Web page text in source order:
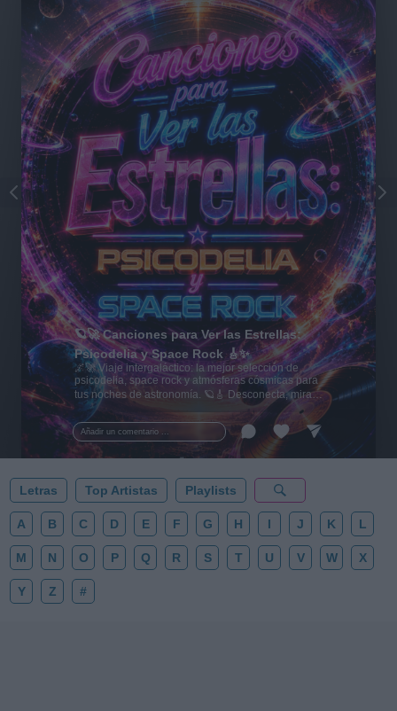
Añadir un comentario ...
🪐🚀 Canciones para Ver las Estrellas:
Psicodelia y Space Rock 🎸✨
🌌🚀 Viaje intergaláctico: la mejor selección de
psicodelia, space rock y atmósferas cósmicas para
tus noches de astronomía. 🪐🎸 Desconecta, mira
al firmamento y siente la gravedad cero. 💾 ¡Guarda
esta colección para tu próxima noche estrellada!
✨⭐
Letras Top Artistas Playlists
A B C D E F G H I J K L
M N O P Q R S T U V W X
Y Z #